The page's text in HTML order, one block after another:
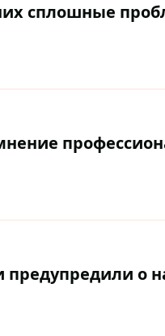
сплошные
предупредили о